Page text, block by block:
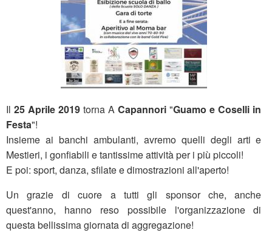
Il25 Aprile 2019 torna ACapannori"Guamo e Coselli in
Festa"!
Insieme ai banchi ambulanti, avremo quelli degli arti e
Mestieri, i gonfiabili e tantissime attività per i più piccoli!
E poi: sport, danza, sfilate e dimostrazioni all'aperto!
Un grazie di cuore a tutti gli sponsor che, anche
quest'anno, hanno reso possibile l'organizzazione di
questa bellissima giornata di aggregazione!